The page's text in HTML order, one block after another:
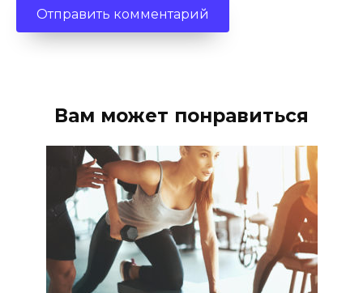
Вам может понравиться